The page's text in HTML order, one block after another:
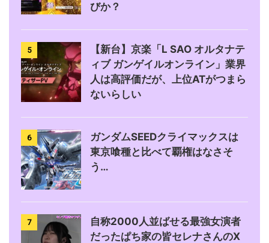
びか？
5
【新台】京楽「L SAO オルタナテ
ィブ ガンゲイルオンライン」業界
人は高評価だが、上位ATがつまら
ないらしい
6
ガンダムSEEDクライマックスは
東京喰種と比べて覇権はなさそ
う…
7
自称2000人並ばせる最強女演者
だったぱち家の皆セレナさんのX